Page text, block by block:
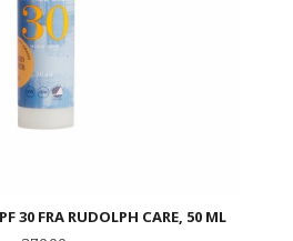
30 FRA RUDOLPH CARE, 50 ML